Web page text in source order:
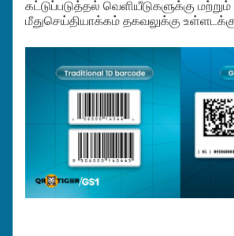
கட்டுப்படுத்தல் வெளியீடுகளுக்கு மற்றும்
மீதுசெய்தியாக்கம் தகவலுக்கு